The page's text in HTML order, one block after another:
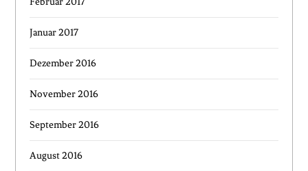
Januar 2017
Dezember 2016
November 2016
September 2016
August 2016